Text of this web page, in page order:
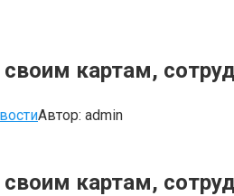
картам,
Автор: admin
картам,